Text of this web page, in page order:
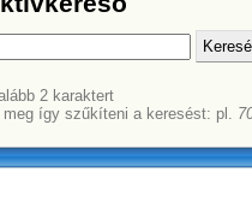
2 karaktert
meg így szűkíteni a keresést: pl.